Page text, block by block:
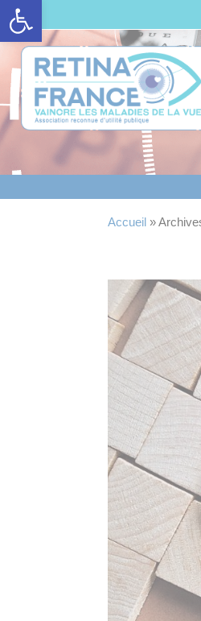
Panneau de gestion des cookies
Ouvrir la barre d’outils
Accueil »